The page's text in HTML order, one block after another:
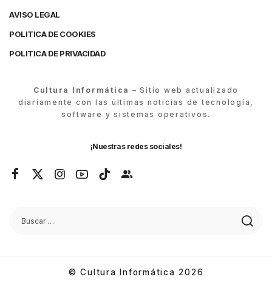
AVISO LEGAL
POLITICA DE COOKIES
POLITICA DE PRIVACIDAD
Cultura Informática – Sitio web actualizado
diariamente con las últimas noticias de tecnología,
software y sistemas operativos.
¡Nuestras redes sociales!
© Cultura Informática 2026